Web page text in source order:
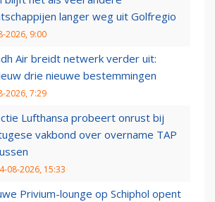
langer weg uit Golfregio
2026, 9:00
Air breidt netwerk verder uit:
drie nieuwe bestemmingen
2026, 7:29
Lufthansa probeert onrust bij
vakbond over overname TAP
08-2026, 15:33
Privium-lounge op Schiphol opent